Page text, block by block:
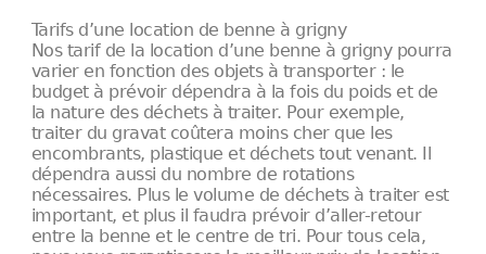
Tarifs d’une location de benne à grigny
Nos tarif de la location d’une benne à grigny pourra
varier en fonction des objets à transporter : le
budget à prévoir dépendra à la fois du poids et de
la nature des déchets à traiter. Pour exemple,
traiter du gravat coûtera moins cher que les
encombrants, plastique et déchets tout venant. Il
dépendra aussi du nombre de rotations
nécessaires. Plus le volume de déchets à traiter est
important, et plus il faudra prévoir d’aller-retour
entre la benne et le centre de tri. Pour tous cela,